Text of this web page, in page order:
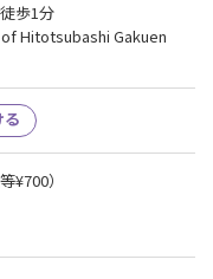
歩1分
Hitotsubashi Gakuen
る
¥700）